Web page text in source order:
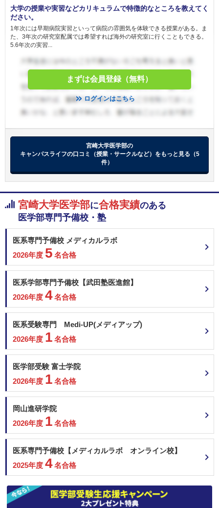
順天堂大学 一般 (A方式)
北里大学 一般
昭和医科大学 新潟県地域枠
昭和医科大学 茨城県地域枠
昭和医科大学 長野県地域枠
昭和医科大学 一般選抜入試（Ⅰ期）
東海大学 静岡県地域枠
東海大学 神奈川地域枠
東海大学 大学入学共通テスト利用
東海大学 一般入試
東京女子医科大学 一般
東京女子医科大学 一般
藤田医科大学 共通テスト利用入試
藤田医科大学 一般（一般枠）
藤田医科大学 一般（地域枠）
関西医科大学 地域枠学校推薦型選抜（専願制）
関西医科大学 一般前期
福岡大学 一般
順天堂大学 地域枠選抜
順天堂大学 前期共通テスト利用
順天堂大学 一般 (A方式)
東京医科大学 共通テスト利用
東京医科大学 一般
埼玉医科大学 一般前期
北里大学 一般
東海大学 静岡県地域枠
東海大学 神奈川地域枠
東海大学 大学入学共通テスト利用
東邦大学 一般
聖マリアンナ医科大学 一般（前期）
近畿大学 共通テスト利用 前期
順天堂大学 地域枠選抜
順天堂大学 前期共通テスト利用
順天堂大学 一般 (A方式)
岩手医科大学 学士編入学者選抜
大学の授業や実習などカリキュラムで特徴的なところを教えてく
ださい。
1年次には早期病院実習といって病院の雰囲気を体験できる授業がある。ま
た、3年次の研究室配属では希望すれば海外の研究室に行くこともできる。
5.6年次の実習...
まずは会員登録（無料）
ログインはこちら
宮崎大学医学部の
キャンパスライフの口コミ（授業・サークルなど）をもっと見る（5
件）
宮崎大学医学部に合格実績のある
医学部専門予備校・塾
医系専門予備校 メディカルラボ
2026年度 5 名合格
医系学部専門予備校【武田塾医進館】
2026年度 4名合格
医系受験専門 Medi-UP(メディアップ)
2026年度 1 名合格
医学部受験 富士学院
2026年度 1 名合格
岡山進研学院
2026年度 1 名合格
医系専門予備校【メディカルラボ オンライン校】
2025年度 4名合格